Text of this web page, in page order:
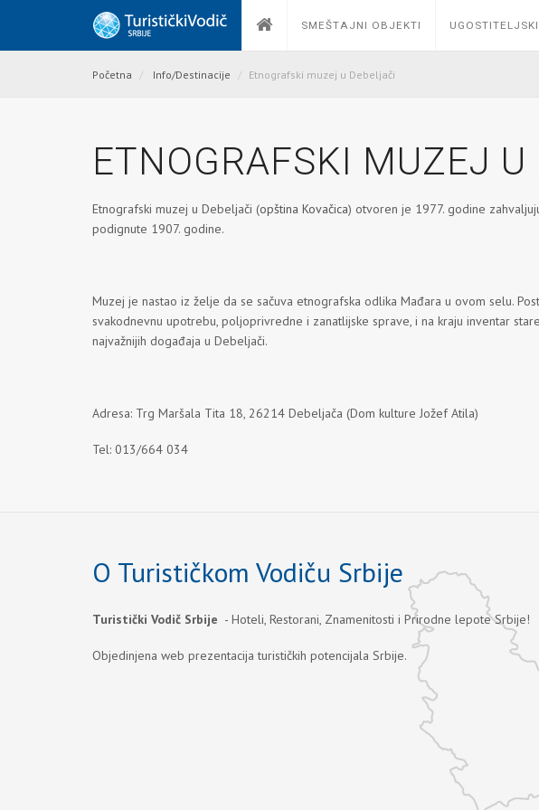
SMEŠTAJNI OBJEKTI
Početna Info/Destinacije Etnografski muzej u Debeljači
ETNOGRAFSKI MUZEJ U
Etnografski muzej u Debeljači (opština Kovačica) otvoren je 1977. godine
podignute 1907. godine.
Muzej je nastao iz želje da se sačuva etnografska odlika Mađara u ovom selu.
svаkodnevnu upotrebu, poljoprivredne i zanatlijske sprave, i na kraju inventar
najvažnijih događaja u Debeljači.
Adresa: Trg Maršala Tita 18, 26214 Debeljača (Dom kulture Jožef Atila)
Tel: 013/664 034
O Turističkom Vodiču Srbije
Turistički Vodič Srbije - Hoteli, Restorani, Znamenitosti i Prirodne lepote Srbije!
Objedinjena web prezentacija turističkih potencijala Srbije.